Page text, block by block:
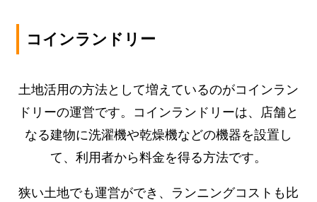
コインランドリー
土地活用の方法として増えているのがコインラン
ドリーの運営です。コインランドリーは、店舗と
なる建物に洗濯機や乾燥機などの機器を設置し
て、利用者から料金を得る方法です。
狭い土地でも運営ができ、ランニングコストも比